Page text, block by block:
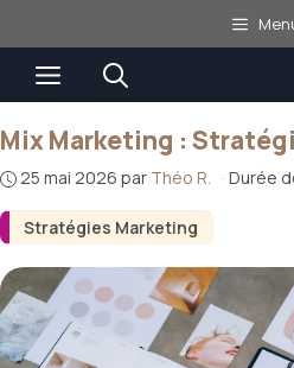
au
contenuMenu
Stratégies Marketing
Mix Marketing :
25 mai 2026 par Théo R. · Durée